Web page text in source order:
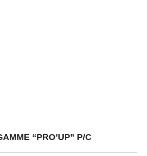
“PRO’UP” P/C